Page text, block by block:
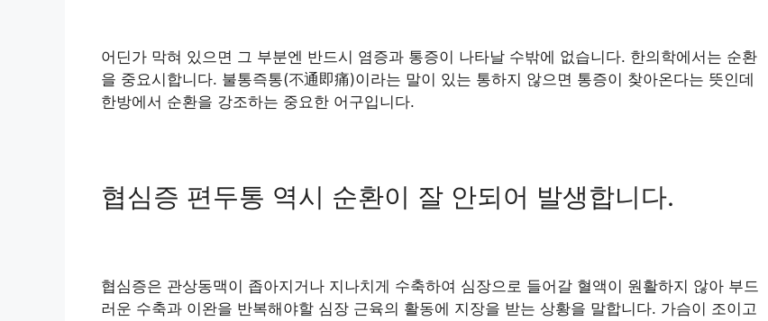
어딘가 막혀 있으면 그 부분엔 반드시 염증과 통증이 나타날 수밖에 없습니다. 한의학에서는 순환
을 중요시합니다. 불통즉통(不通即痛)이라는 말이 있는 통하지 않으면 통증이 찾아온다는 뜻인데
한방에서 순환을 강조하는 중요한 어구입니다.
협심증 편두통 역시 순환이 잘 안되어 발생합니다.
협심증은 관상동맥이 좁아지거나 지나치게 수축하여 심장으로 들어갈 혈액이 원활하지 않아 부드
러운 수축과 이완을 반복해야할 심장 근육의 활동에 지장을 받는 상황을 말합니다. 가슴이 조이고